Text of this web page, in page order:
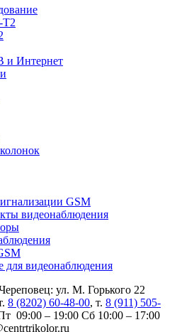
и Интернет
GSM
видеонаблюдения
видеонаблюдения
ул. М. Горького 22
8 (8202) 60-48-00, т. 8 (911) 505-
09:00 – 19:00 Сб 10:00 – 17:00